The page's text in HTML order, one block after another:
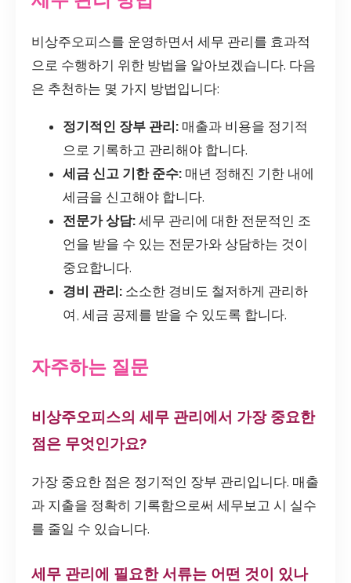
비상주오피스를 운영하면서 세무 관리를 효과적
으로 수행하기 위한 방법을 알아보겠습니다. 다음
은 추천하는 몇 가지 방법입니다:
정기적인 장부 관리: 매출과 비용을 정기적
으로 기록하고 관리해야 합니다.
세금 신고 기한 준수: 매년 정해진 기한 내에
세금을 신고해야 합니다.
전문가 상담: 세무 관리에 대한 전문적인 조
언을 받을 수 있는 전문가와 상담하는 것이
중요합니다.
경비 관리: 소소한 경비도 철저하게 관리하
여, 세금 공제를 받을 수 있도록 합니다.
자주하는 질문
비상주오피스의 세무 관리에서 가장 중요한
점은 무엇인가요?
가장 중요한 점은 정기적인 장부 관리입니다. 매출
과 지출을 정확히 기록함으로써 세무보고 시 실수
를 줄일 수 있습니다.
세무 관리에 필요한 서류는 어떤 것이 있나